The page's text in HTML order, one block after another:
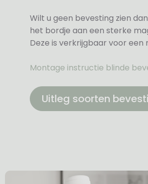
Wilt u geen bevesting zien
het bordje aan een sterke
Deze is verkrijgbaar voor
Montage instructie blinde
Uitleg soorten